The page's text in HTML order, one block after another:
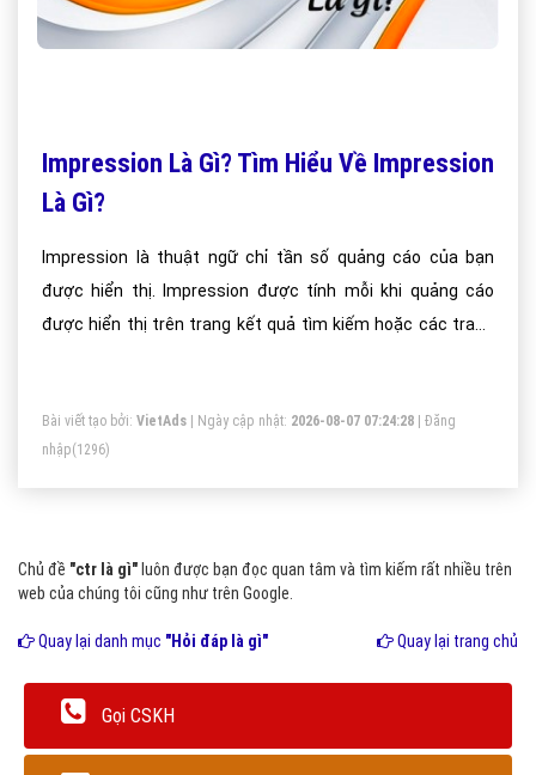
Impression Là Gì? Tìm Hiểu Về Impression
Là Gì?
Impression là thuật ngữ chỉ tần số quảng cáo của bạn
được hiển thị. Impression được tính mỗi khi quảng cáo
được hiển thị trên trang kết quả tìm kiếm hoặc các trang
Bài viết tạo bởi: VietAds | Ngày cập nhật: 2026-08-07 07:24:28
Đăng
nhập(1296)
Chủ đề "ctr là gì" luôn được bạn đọc quan tâm và tìm kiếm rất nhiều trên
web của chúng tôi cũng như trên Google.
Quay lại danh mục "Hỏi đáp là gì" Quay lại trang chủ
Gọi CSKH